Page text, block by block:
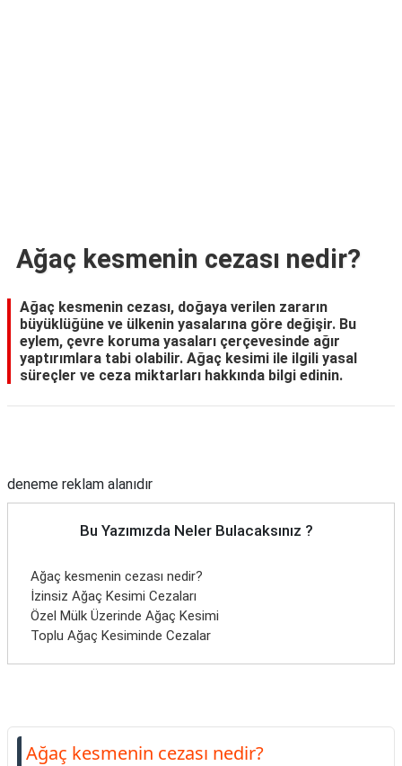
Ağaç kesmenin cezası nedir?
Ağaç kesmenin cezası, doğaya verilen zararın
büyüklüğüne ve ülkenin yasalarına göre değişir. Bu
eylem, çevre koruma yasaları çerçevesinde ağır
yaptırımlara tabi olabilir. Ağaç kesimi ile ilgili yasal
süreçler ve ceza miktarları hakkında bilgi edinin.
deneme reklam alanıdır
Bu Yazımızda Neler Bulacaksınız ?
Ağaç kesmenin cezası nedir?
İzinsiz Ağaç Kesimi Cezaları
Özel Mülk Üzerinde Ağaç Kesimi
Toplu Ağaç Kesiminde Cezalar
Ağaç kesmenin cezası nedir?